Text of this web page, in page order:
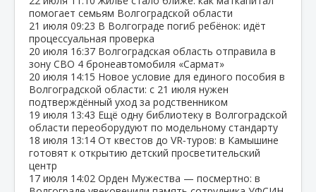
помогает семьям Волгоградской области
21 июля 09:23 В Волгограде погиб ребёнок: идёт
процессуальная проверка
20 июля 16:37 Волгоградская область отправила в
зону СВО 4 бронеавтомобиля «Сармат»
20 июля 14:15 Новое условие для единого пособия в
Волгоградской области: с 21 июля нужен
подтверждённый уход за родственником
19 июля 13:43 Ещё одну библиотеку в Волгоградской
области переоборудуют по модельному стандарту
18 июля 13:14 От квестов до VR‑туров: в Камышине
готовят к открытию детский просветительский
центр
17 июля 14:02 Орден Мужества — посмертно: в